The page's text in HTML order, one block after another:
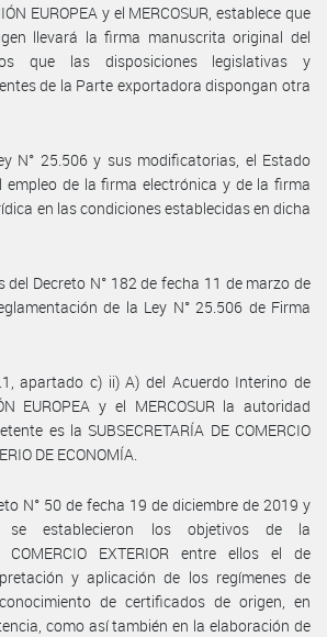
EUROPEA y el MERCOSUR, establece que
llevará la firma manuscrita original del
que las disposiciones legislativas y
de la Parte exportadora dispongan otra
N° 25.506 y sus modificatorias, el Estado
empleo de la firma electrónica y de la firma
en las condiciones establecidas en dicha
del Decreto N° 182 de fecha 11 de marzo de
de la Ley N° 25.506 de Firma
apartado c) ii) A) del Acuerdo Interino de
EUROPEA y el MERCOSUR la autoridad
es la SUBSECRETARÍA DE COMERCIO
DE ECONOMÍA.
N° 50 de fecha 19 de diciembre de 2019 y
se establecieron los objetivos de la
COMERCIO EXTERIOR entre ellos el de
y aplicación de los regímenes de
de certificados de origen, en
como así también en la elaboración de